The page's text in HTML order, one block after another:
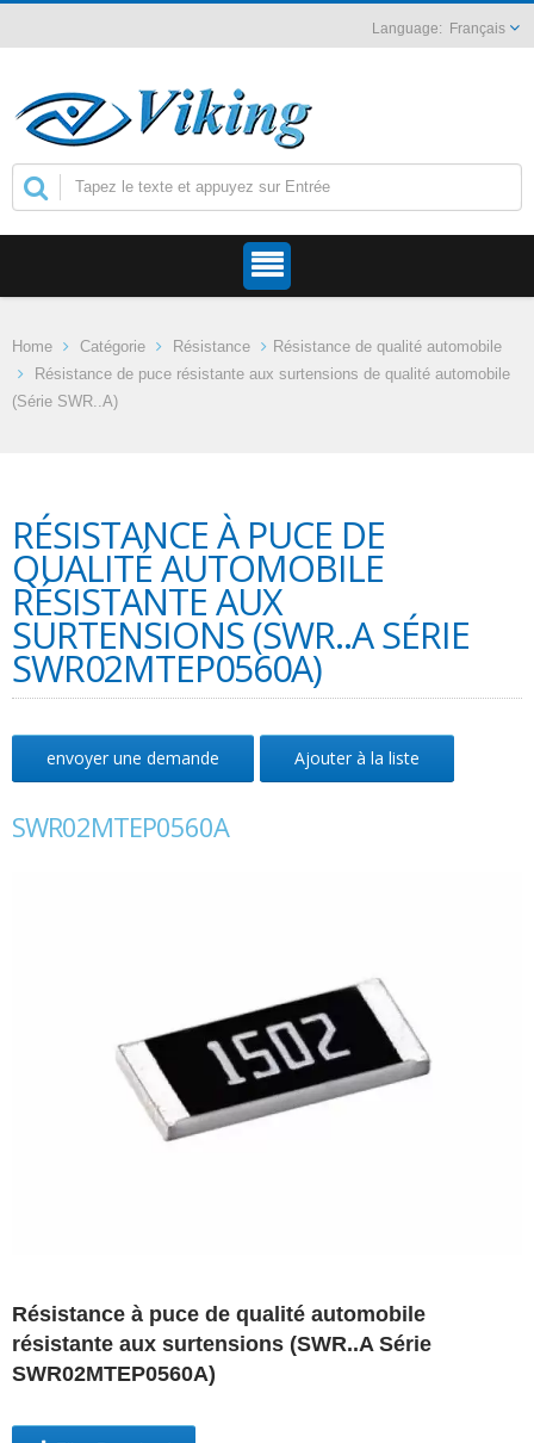
Français
Home Catégorie Résistance
Résistance de qualité automobile
Résistance de puce résistante aux surtensions de qualité automobile
(Série SWR..A)
RÉSISTANCE À PUCE DE
QUALITÉ AUTOMOBILE
RÉSISTANTE AUX
SURTENSIONS (SWR..A SÉRIE
SWR02MTEP0560A)
envoyer une demande Ajouter à la liste
SWR02MTEP0560A
Résistance à puce de qualité automobile
résistante aux surtensions (SWR..A Série
SWR02MTEP0560A)